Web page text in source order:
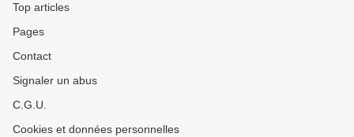
Top articles
Pages
Contact
Signaler un abus
C.G.U.
Cookies et données personnelles